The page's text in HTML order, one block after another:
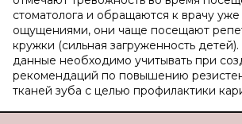
стоматолога и обращаются к врачу
ощущениями, они чаще посещают
кружки (сильная загруженность
данные необходимо учитывать при
рекомендаций по повышению
тканей зуба с целью профилактики